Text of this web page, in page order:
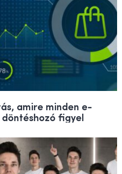
amire minden e-
figyel